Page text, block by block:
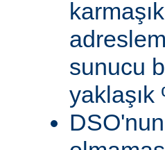
sunucu
yaklaşık